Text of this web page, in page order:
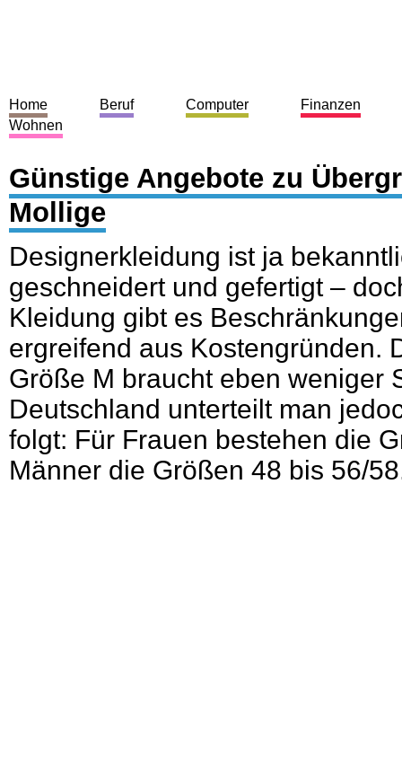
Günstige Angebote zu
Mollige
Designerkleidung ist ja
geschneidert und gefertigt –
Kleidung gibt es
ergreifend aus Kostengründen.
Größe M braucht eben weniger
Deutschland unterteilt man
folgt: Für Frauen bestehen die
Männer die Größen 48 bis 56/
Home Beruf Computer
Finanzen
Wohnen